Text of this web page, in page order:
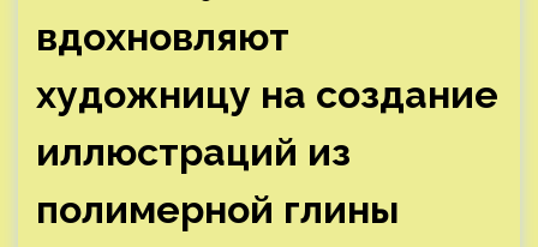
вдохновляют
художницу на создание
иллюстраций из
полимерной глины